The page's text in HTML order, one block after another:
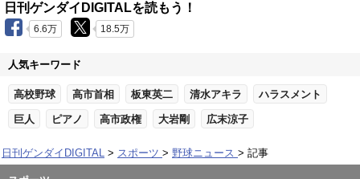
日刊ゲンダイDIGITALを読もう！
6.6万 18.5万
人気キーワード
高校野球 高市首相 板東英二 清水アキラ ハラスメント
巨人 ピアノ 高市政権 大岩剛 広末涼子
日刊ゲンダイDIGITAL スポーツ 野球ニュース 記事